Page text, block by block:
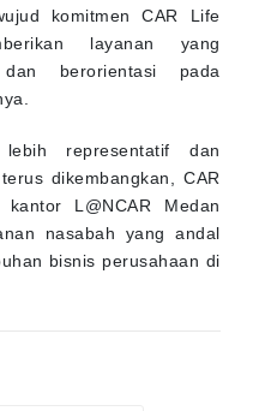
komitmen CAR Life
layanan yang
berorientasi pada
representatif dan
dikembangkan, CAR
L@NCAR Medan
nasabah yang andal
bisnis perusahaan di